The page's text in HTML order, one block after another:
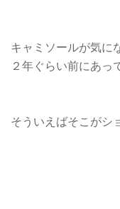
キャミソールが気に
２年ぐらい前にあっ
そういえばそこがシ